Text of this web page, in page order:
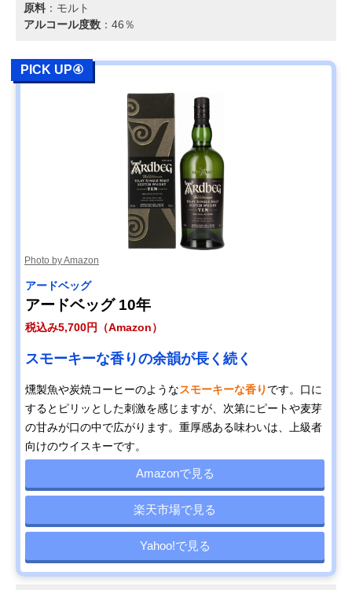
原料 ：モルト
アルコール度数 ：46％
PICK UP④
Photo by Amazon
アードベッグ
アードベッグ 10年
税込み5,700円（Amazon）
スモーキーな香りの余韻が長く続く
燻製魚や炭焼コーヒーのようなスモーキーな香り です。口に
するとピリッとした刺激を感じますが、次第にピートや麦芽
の甘みが口の中で広がります。重厚感ある味わいは、上級者
向けのウイスキーです。
Amazonで見る
楽天市場で見る
Yahoo!で見る